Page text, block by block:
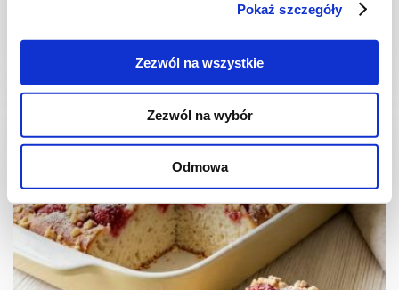
Pokaż szczegóły
Zezwól na wszystkie
Zezwól na wybór
Odmowa
3659 kcal